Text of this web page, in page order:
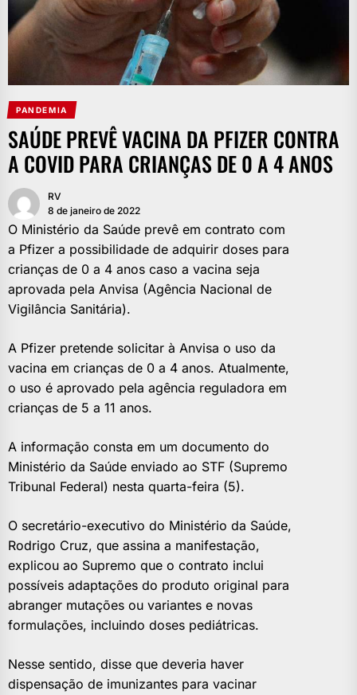
PANDEMIA
SAÚDE PREVÊ VACINA DA PFIZER CONTRA
A COVID PARA CRIANÇAS DE 0 A 4 ANOS
RV
8 de janeiro de 2022
O Ministério da Saúde prevê em contrato com
a Pfizer a possibilidade de adquirir doses para
crianças de 0 a 4 anos caso a vacina seja
aprovada pela Anvisa (Agência Nacional de
Vigilância Sanitária).
A Pfizer pretende solicitar à Anvisa o uso da
vacina em crianças de 0 a 4 anos. Atualmente,
o uso é aprovado pela agência reguladora em
crianças de 5 a 11 anos.
A informação consta em um documento do
Ministério da Saúde enviado ao STF (Supremo
Tribunal Federal) nesta quarta-feira (5).
O secretário-executivo do Ministério da Saúde,
Rodrigo Cruz, que assina a manifestação,
explicou ao Supremo que o contrato inclui
possíveis adaptações do produto original para
abranger mutações ou variantes e novas
formulações, incluindo doses pediátricas.
Nesse sentido, disse que deveria haver
dispensação de imunizantes para vacinar